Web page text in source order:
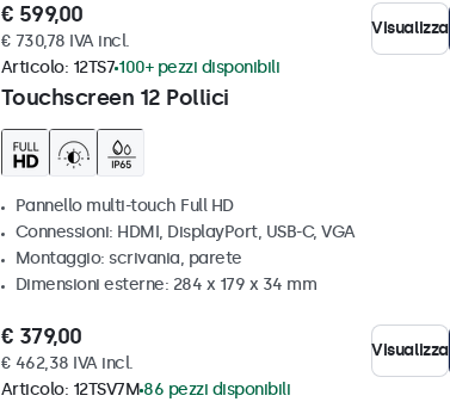
€ 599,00
€ 730,78 IVA incl.
Visualizza
Touchscreen 12 Pollici
Articolo: 12TS7 100+ pezzi disponibili
Pannello multi-touch Full HD
Connessioni: HDMI, DisplayPort, USB-C, VGA
Montaggio: scrivania, parete
Dimensioni esterne: 284 x 179 x 34 mm
€ 379,00
€ 462,38 IVA incl.
Visualizza
Articolo: 12TSV7M 86 pezzi disponibili